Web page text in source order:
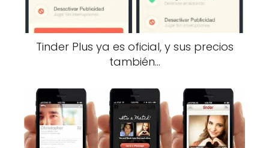
Tinder Plus ya es oficial, y sus precios
también…